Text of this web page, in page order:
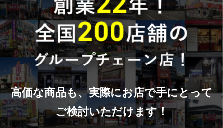
高価な商品も、実際にお店で手にとって
ご検討いただけます！